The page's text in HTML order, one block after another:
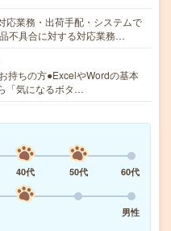
応業務・出荷手配・システムで
不具合に対する対応業務…
持ちの方●ExcelやWordの基本
「気になるボタ…
40代 50代
60代
男性